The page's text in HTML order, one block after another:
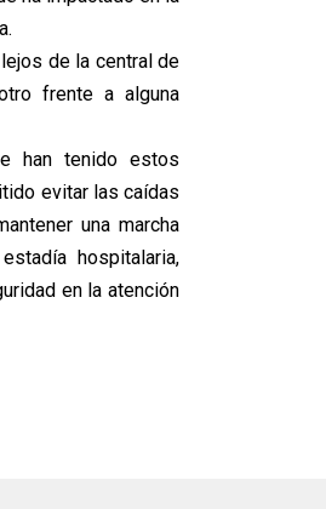
de la central de
frente a alguna
han tenido estos
evitar las caídas
una marcha
hospitalaria,
en la atención